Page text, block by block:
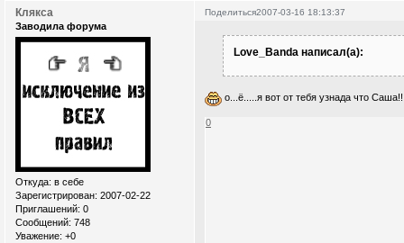
Поделиться2007-03-16 18:13:37
Клякса
Заводила форума
Откуда: в себе
Зарегистрирован: 2007-02-22
Приглашений: 0
Сообщений: 748
Уважение: +0
Love_Banda написал(а):
о...ё.....я вот от тебя узнада что
0